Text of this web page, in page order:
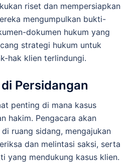
riset dan mempersiapkan
mengumpulkan bukti-
dokumen hukum yang
strategi hukum untuk
hak klien terlindungi.
Persidangan
penting di mana kasus
hakim. Pengacara akan
ruang sidang, mengajukan
dan melintasi saksi, serta
yang mendukung kasus klien.